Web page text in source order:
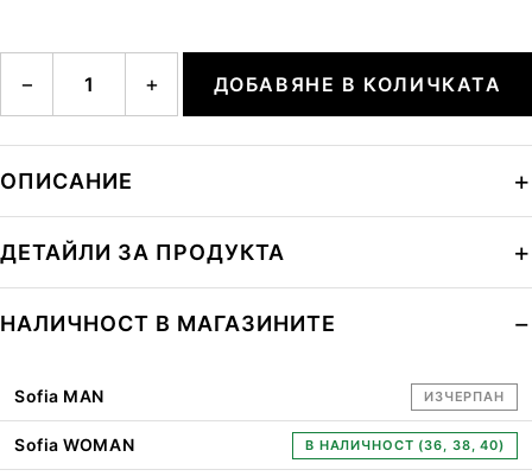
− + ДОБАВЯНЕ В КОЛИЧКАТА
ОПИСАНИЕ
ДЕТАЙЛИ ЗА ПРОДУКТА
НАЛИЧНОСТ В МАГАЗИНИТЕ
Sofia MAN ИЗЧЕРПАН
Sofia WOMAN В НАЛИЧНОСТ (36, 38, 40)